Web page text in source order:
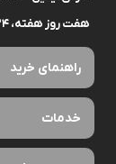
هفت روز هفته، ۲۴ ساعت شبانه‌روز پاسخگوی شما هستیم.
راهنمای خرید
خدمات